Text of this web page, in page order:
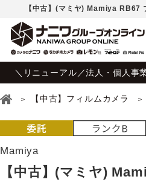
【中古】(マミヤ) Mamiya RB67
＼リニューアル／法人・個人事
【中古】フィルムカメラ
Mamiya
【中古】(マミヤ)